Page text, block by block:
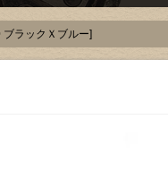
ブラックＸブルー]